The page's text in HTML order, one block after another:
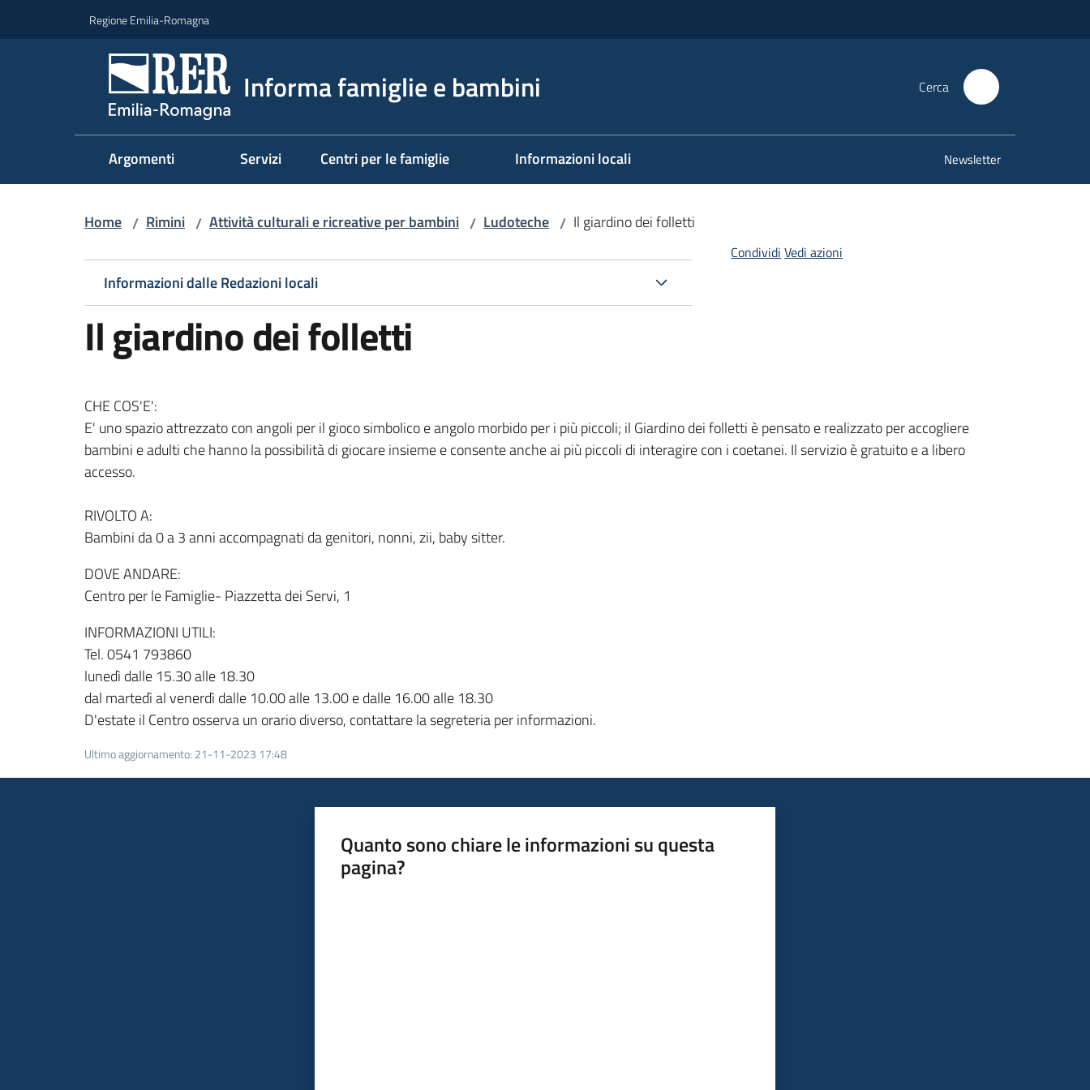
Regione Emilia-Romagna
Informa famiglie e bambini Cerca
Argomenti Servizi Centri per le famiglie Informazioni locali Newsletter
Home / Rimini / Attività culturali e ricreative per bambini / Ludoteche / Il giardino dei folletti
Informazioni dalle Redazioni locali
Il giardino dei folletti
Condividi Vedi azioni
CHE COS'E':
E' uno spazio attrezzato con angoli per il gioco simbolico e angolo morbido per i più piccoli; il Giardino dei folletti è pensato e realizzato per accogliere
bambini e adulti che hanno la possibilità di giocare insieme e consente anche ai più piccoli di interagire con i coetanei. Il servizio è gratuito e a libero
accesso.
RIVOLTO A:
Bambini da 0 a 3 anni accompagnati da genitori, nonni, zii, baby sitter.
DOVE ANDARE:
Centro per le Famiglie- Piazzetta dei Servi, 1
INFORMAZIONI UTILI:
Tel. 0541 793860
lunedì dalle 15.30 alle 18.30
dal martedì al venerdì dalle 10.00 alle 13.00 e dalle 16.00 alle 18.30
D'estate il Centro osserva un orario diverso, contattare la segreteria per informazioni.
Ultimo aggiornamento: 21-11-2023 17:48
Quanto sono chiare le informazioni su questa
pagina?